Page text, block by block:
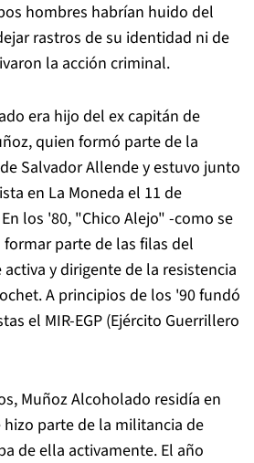
hombres habrían huido del
rastros de su identidad ni de
la acción criminal.
era hijo del ex capitán de
quien formó parte de la
Salvador Allende y estuvo junto
en La Moneda el 11 de
los '80, "Chico Alejo" -como se
parte de las filas del
y dirigente de la resistencia
A principios de los '90 fundó
el MIR-EGP (Ejército Guerrillero
Muñoz Alcoholado residía en
hizo parte de la militancia de
de ella activamente. El año